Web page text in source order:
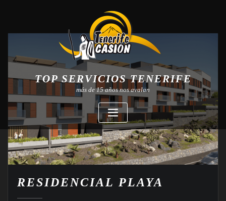
TOP SERVICIOS TENERIFE
más de 15 años nos avalan
RESIDENCIAL PLAYA